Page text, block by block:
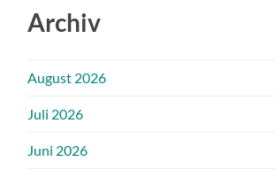
Archiv
August 2026
Juli 2026
Juni 2026